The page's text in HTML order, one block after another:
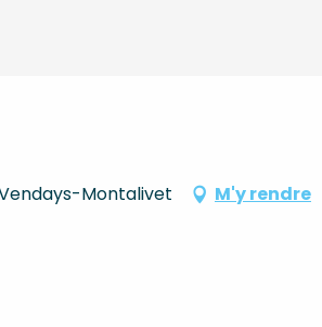
Montalivet M'y rendre